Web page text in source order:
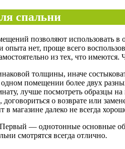
спальни
позволяют использовать
опыта нет, проще всего
из тех, что
толщины, иначе
помещении более двух
лучше посмотреть образцы
о возврате или
в магазине далеко не всегда
Первый — однотонные основные
смотрятся всегда отлично.